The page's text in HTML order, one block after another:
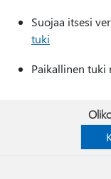
Suojaa itsesi
tuki
Paikallinen tuki